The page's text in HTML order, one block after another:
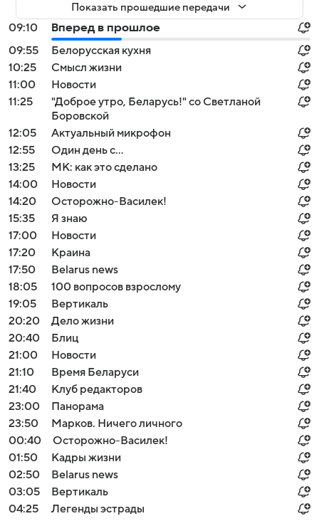
Показать прошедшие передачи
09:10
Вперед в прошлое
09:55
Белорусская кухня
10:25
Смысл жизни
11:00
Новости
11:25
"Доброе утро, Беларусь!" со Светланой
Боровской
12:05
Актуальный микрофон
12:55
Один день с...
13:25
МК: как это сделано
14:00
Новости
14:20
Осторожно-Василек!
15:35
Я знаю
17:00
Новости
17:20
Краина
17:50
Belarus news
18:05
100 вопросов взрослому
19:05
Вертикаль
20:20
Дело жизни
20:40
Блиц
21:00
Новости
21:10
Время Беларуси
21:40
Клуб редакторов
23:00
Панорама
23:50
Марков. Ничего личного
00:40
Осторожно-Василек!
01:50
Кадры жизни
02:50
Belarus news
03:05
Вертикаль
04:25
Легенды эстрады